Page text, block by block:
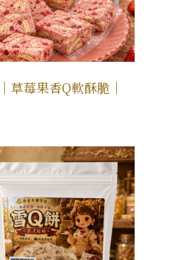
草莓果香Q軟酥脆｜